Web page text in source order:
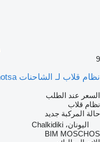
9
نظام قلاب لـ الشاحنات BIM karhotsa
السعر عند الطلب
نظام قلاب
حالة المركبة جديد
اليونان، Chalkidiki
BIM MOSCHOS